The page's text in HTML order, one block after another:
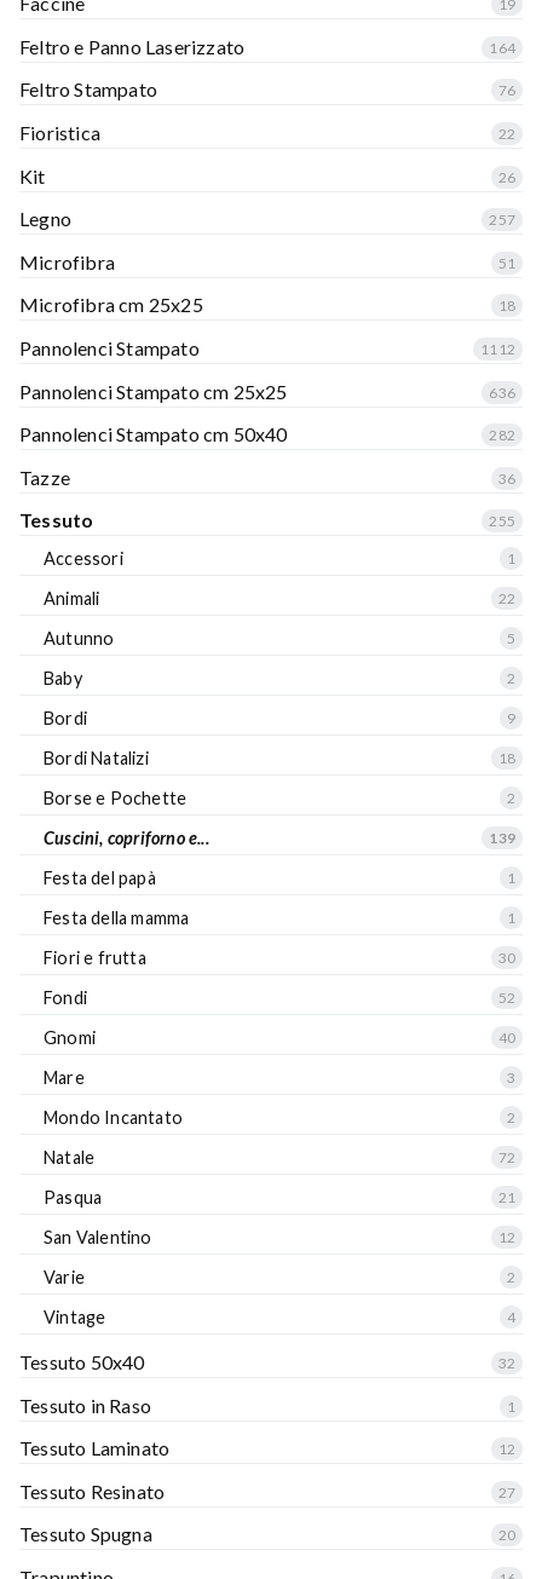
19
Feltro e Panno Laserizzato 164
Feltro Stampato 76
Fioristica 22
Kit 26
Legno 257
Microfibra 51
Microfibra cm 25x25 18
Pannolenci Stampato 1112
Pannolenci Stampato cm 25x25 636
Pannolenci Stampato cm 50x40 282
Tazze 36
Tessuto 255
Accessori 1
Animali 22
Autunno 5
Baby 2
Bordi 9
Bordi Natalizi 18
Borse e Pochette 2
Cuscini, copriforno e... 139
Festa del papà 1
Festa della mamma 1
Fiori e frutta 30
Fondi 52
Gnomi 40
Mare 3
Mondo Incantato 2
Natale 72
Pasqua 21
San Valentino 12
Varie 2
Vintage 4
Tessuto 50x40 32
Tessuto in Raso 1
Tessuto Laminato 12
Tessuto Resinato 27
Tessuto Spugna 20